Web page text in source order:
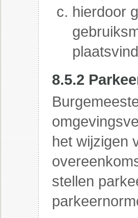
hierdoor
8.5.2
het wijzigen
stellen